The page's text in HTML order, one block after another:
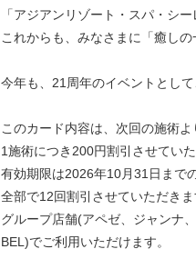
「アジアンリゾート・スパ・シ
これからも、みなさまに「癒し
今年も、21周年のイベントとし
このカード内容は、次回の施術よ
1施術につき200円割引させていた
有効期限は2026年10月31日まで
全部で12回割引させていただきま
グループ店舗(アペゼ、ジャンナ
BEL)でご利用いただけます。